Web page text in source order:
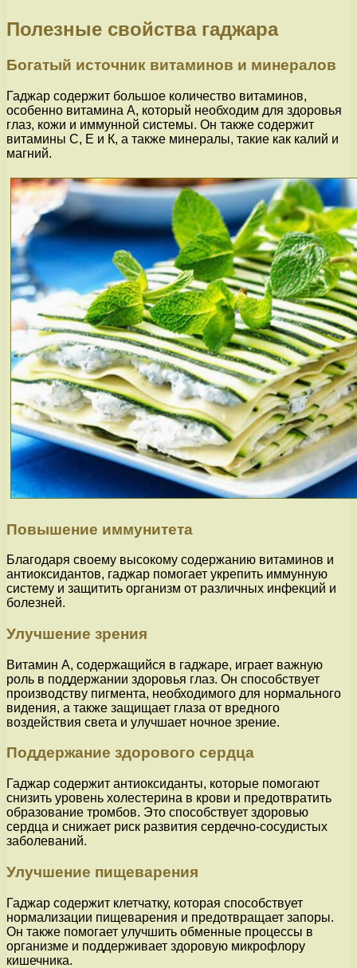
Полезные свойства гаджара
Богатый источник витаминов и минералов
Гаджар содержит большое количество витаминов,
особенно витамина А, который необходим для здоровья
глаз, кожи и иммунной системы. Он также содержит
витамины С, Е и К, а также минералы, такие как калий и
магний.
Повышение иммунитета
Благодаря своему высокому содержанию витаминов и
антиоксидантов, гаджар помогает укрепить иммунную
систему и защитить организм от различных инфекций и
болезней.
Улучшение зрения
Витамин А, содержащийся в гаджаре, играет важную
роль в поддержании здоровья глаз. Он способствует
производству пигмента, необходимого для нормального
видения, а также защищает глаза от вредного
воздействия света и улучшает ночное зрение.
Поддержание здорового сердца
Гаджар содержит антиоксиданты, которые помогают
снизить уровень холестерина в крови и предотвратить
образование тромбов. Это способствует здоровью
сердца и снижает риск развития сердечно-сосудистых
заболеваний.
Улучшение пищеварения
Гаджар содержит клетчатку, которая способствует
нормализации пищеварения и предотвращает запоры.
Он также помогает улучшить обменные процессы в
организме и поддерживает здоровую микрофлору
кишечника.